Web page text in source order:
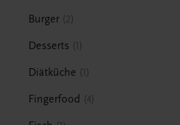
Burger 2
Desserts 1
Diätküche 1
Fingerfood 4